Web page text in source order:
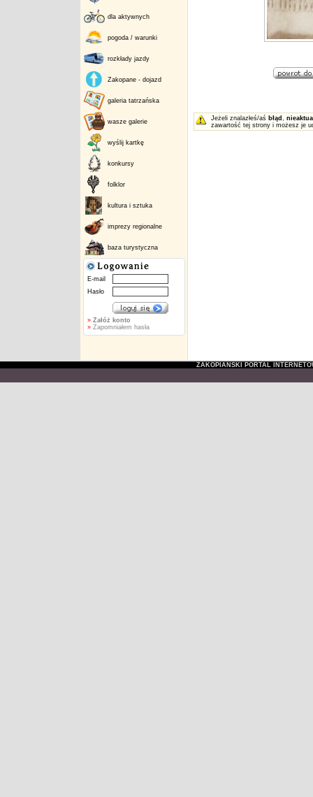
dla aktywnych
pogoda / warunki
rozkłady jazdy
Zakopane - dojazd
galeria tatrzańska
wasze galerie
wyślij kartkę
konkursy
folklor
kultura i sztuka
imprezy regionalne
baza turystyczna
E-mail
Hasło
» Załóż konto
»Zapomniałem hasła
Jeżeli znalazłeś/aś błąd ,
zawartość tej strony i możesz je
ZAKOPIAŃSKI PORTAL